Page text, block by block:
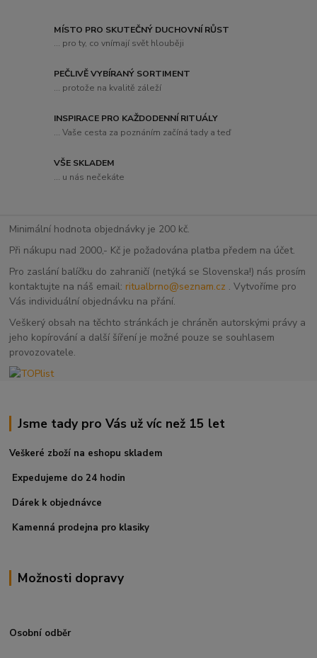
MÍSTO PRO SKUTEČNÝ DUCHOVNÍ RŮST
... pro ty, co vnímají svět hlouběji
PEČLIVĚ VYBÍRANÝ SORTIMENT
... protože na kvalitě záleží
INSPIRACE PRO KAŽDODENNÍ RITUÁLY
... Vaše cesta za poznáním začíná tady a teď
VŠE SKLADEM
... u nás nečekáte
Minimální hodnota objednávky je 200 kč.
Při nákupu nad 2000,- Kč je požadována platba předem na účet.
Pro zaslání balíčku do zahraničí (netýká se Slovenska!) nás prosím
kontaktujte na náš email: ritualbrno@seznam.cz . Vytvoříme pro
Vás individuální objednávku na přání.
Veškerý obsah na těchto stránkách je chráněn autorskými právy a
jeho kopírování a další šíření je možné pouze se souhlasem
provozovatele.
Jsme tady pro Vás už víc než 15 let
Veškeré zboží na eshopu skladem
Expedujeme do 24 hodin
Dárek k objednávce
Kamenná prodejna pro klasiky
Možnosti dopravy
Osobní odběr